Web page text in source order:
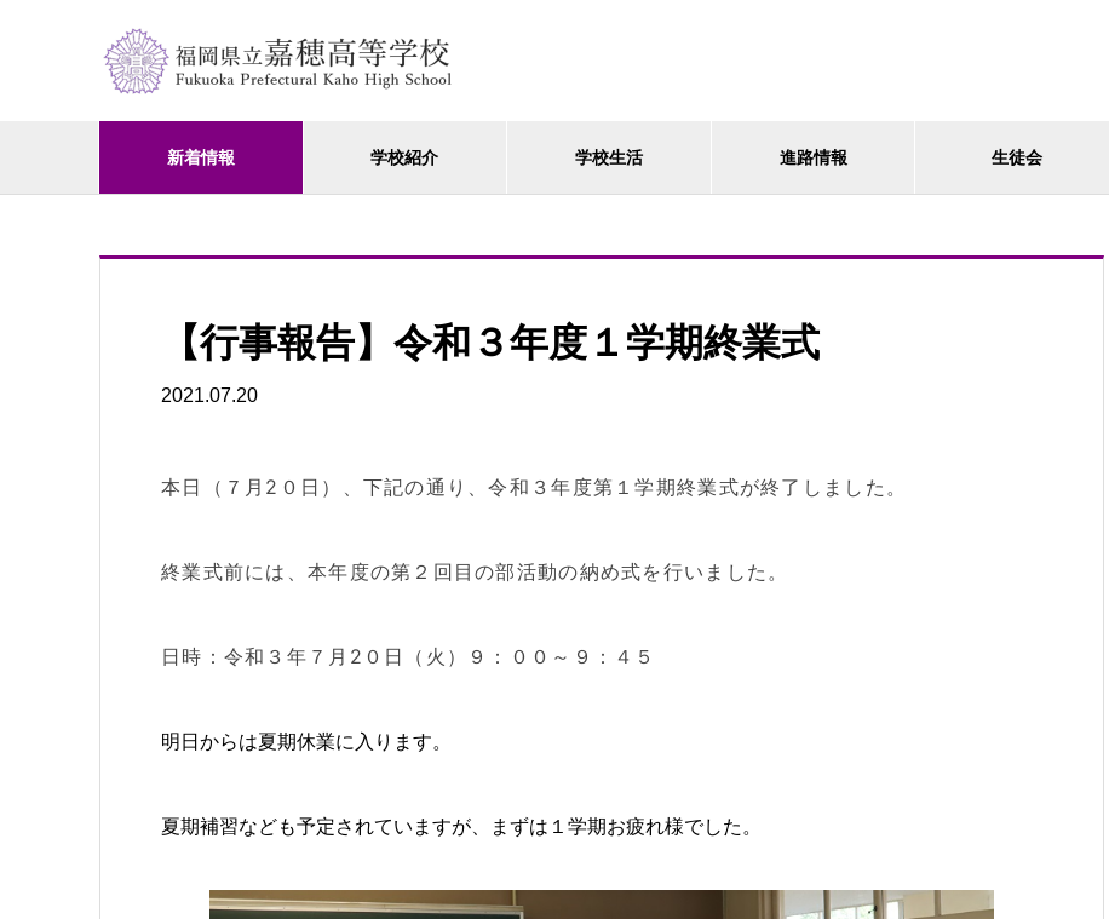
新着情報 学校紹介 学校生活 進路情報 生徒会
【行事報告】令和３年度１学期終業式
2021.07.20
本日（７月2０日）、下記の通り、令和３年度第１学期終業式が終了しました。
終業式前には、本年度の第２回目の部活動の納め式を行いました。
日時：令和３年７月2０日（火）９：００～９：４５
明日からは夏期休業に入ります。
夏期補習なども予定されていますが、まずは１学期お疲れ様でした。